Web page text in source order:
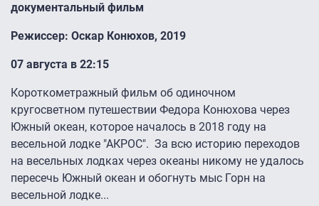
документальный фильм
Режиссер: Оскар Конюхов, 2019
07 августа в 22:15
Короткометражный фильм об одиночном
кругосветном путешествии Федора Конюхова через
Южный океан, которое началось в 2018 году на
весельной лодке "АКРОС". За всю историю переходов
на весельных лодках через океаны никому не удалось
пересечь Южный океан и обогнуть мыс Горн на
весельной лодке...